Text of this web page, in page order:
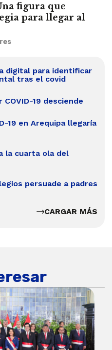
figura que
para llegar al
digital para identificar
tras el covid
19 desciende
19 en Arequipa llegaría
la cuarta ola del
persuade a padres
CARGAR MÁS